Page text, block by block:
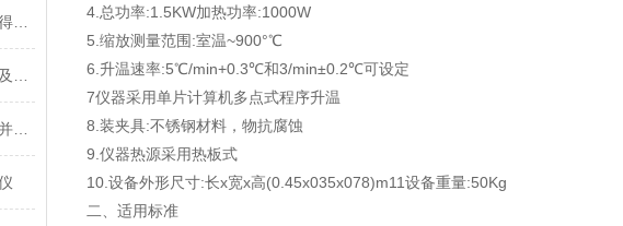
4.总功率:1.5KW加热功率:1000W
5.缩放测量范围:室温~900°℃
6.升温速率:5℃/min+0.3℃和3/min±0.2℃可设定
7仪器采用单片计算机多点式程序升温
8.装夹具:不锈钢材料，物抗腐蚀
9.仪器热源采用热板式
10.设备外形尺寸:长x宽x高(0.45x035x078)m11设备重量:50Kg
二、适用标准